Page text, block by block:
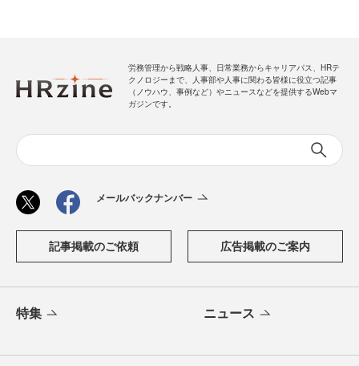
労務管理から戦略人事、日常業務からキャリアパス、HRテ
クノロジーまで、人事部や人事に関わる皆様に役立つ記事
（ノウハウ、事例など）やニュースなどを提供するWebマ
ガジンです。
メールバックナンバー
記事掲載のご依頼 広告掲載のご案内
特集 ニュース